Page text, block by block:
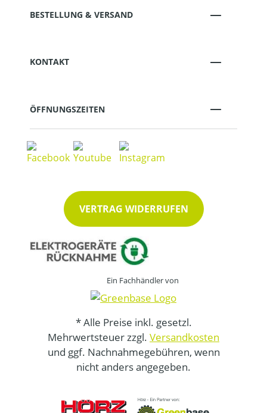
BESTELLUNG & VERSAND
KONTAKT
ÖFFNUNGSZEITEN
VERTRAG WIDERRUFEN
Ein Fachhändler von
* Alle Preise inkl. gesetzl.
Mehrwertsteuer zzgl. Versandkosten
und ggf. Nachnahmegebühren, wenn
nicht anders angegeben.